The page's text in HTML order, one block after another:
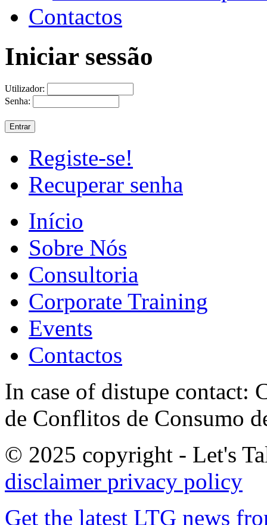
Contactos
Iniciar sessão
Utilizador:
Senha:
Registe-se!
Recuperar senha
Início
Sobre Nós
Consultoria
Corporate Training
Events
Contactos
In case of distupe contact:
de Conflitos de Consumo
© 2025 copyright - Let's
disclaimer privacy policy
Get the latest LTG news